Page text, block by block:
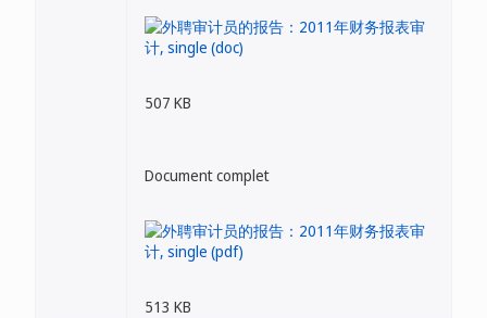
507 KB
Document complet
513 KB